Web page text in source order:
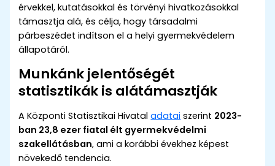
érvekkel, kutatásokkal és törvényi hivatkozásokkal
támasztja alá, és célja, hogy társadalmi
párbeszédet indítson el a helyi gyermekvédelem
állapotáról.
Munkánk jelentőségét
statisztikák is alátámasztják
A Központi Statisztikai Hivataladatai szerint 2023-
ban 23,8 ezer fiatal élt gyermekvédelmi
szakellátásban, ami a korábbi évekhez képest
növekedő tendencia.